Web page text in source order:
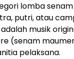
lomba
putri, atau
musik
(senam
pelaksana.